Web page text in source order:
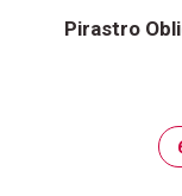
Pirastro